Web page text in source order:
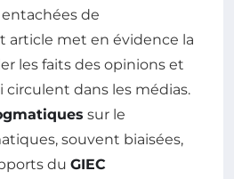
entachées de
article met en évidence la
les faits des opinions et
circulent dans les médias.
sur le
souvent biaisées,
du GIEC